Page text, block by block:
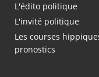
L'édito politique
L'invité politique
Les courses
pronostics